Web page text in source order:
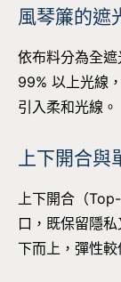
風琴簾的遮
依布料分為全
99% 以上光線
引入柔和光線。
上下開合
上下開合（
口，既保留隱
下而上，彈性較